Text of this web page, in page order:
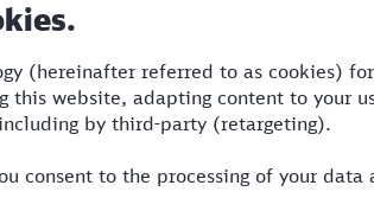
ABR,ICE,MRB